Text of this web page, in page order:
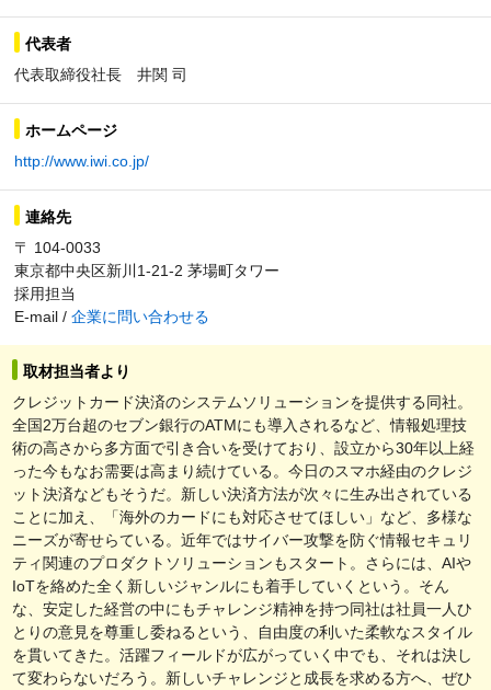
代表者
代表取締役社長 井関 司
ホームページ
http://www.iwi.co.jp/
連絡先
〒 104-0033
東京都中央区新川1-21-2 茅場町タワー
採用担当
E-mail / 企業に問い合わせる
取材担当者より
クレジットカード決済のシステムソリューションを提供する同社。
全国2万台超のセブン銀行のATMにも導入されるなど、情報処理技
術の高さから多方面で引き合いを受けており、設立から30年以上経
った今もなお需要は高まり続けている。今日のスマホ経由のクレジ
ット決済などもそうだ。新しい決済方法が次々に生み出されている
ことに加え、「海外のカードにも対応させてほしい」など、多様な
ニーズが寄せらている。近年ではサイバー攻撃を防ぐ情報セキュリ
ティ関連のプロダクトソリューションもスタート。さらには、AIや
IoTを絡めた全く新しいジャンルにも着手していくという。そん
な、安定した経営の中にもチャレンジ精神を持つ同社は社員一人ひ
とりの意見を尊重し委ねるという、自由度の利いた柔軟なスタイル
を貫いてきた。活躍フィールドが広がっていく中でも、それは決し
て変わらないだろう。新しいチャレンジと成長を求める方へ、ぜひ